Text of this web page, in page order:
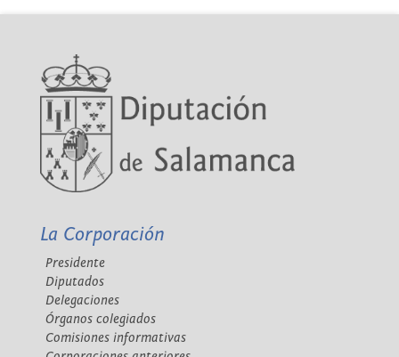
La Corporación
Presidente
Diputados
Delegaciones
Órganos colegiados
Comisiones informativas